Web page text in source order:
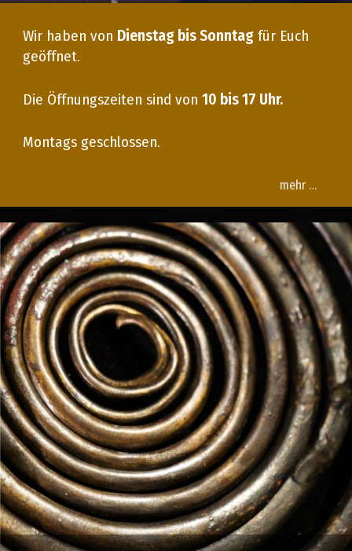
Wir haben von Dienstag bis Sonntagfür Euch
geöffnet.
Die Öffnungszeiten sind von 10 bis 17 Uhr.
Montags geschlossen.
mehr …